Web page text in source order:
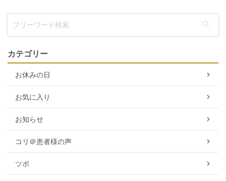
カテゴリー
お休みの日
お気に入り
お知らせ
コリ＠患者様の声
ツボ